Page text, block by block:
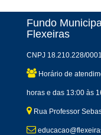
Fundo
Flexeiras
CNPJ 18.210.228/
Horário de
horas e das 13:00 às
Rua Professor